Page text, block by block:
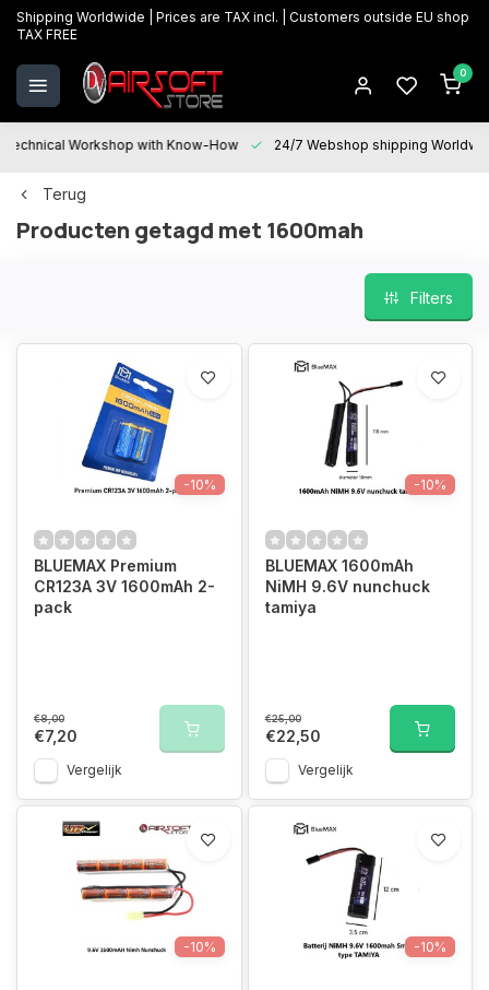
Shipping Worldwide | Prices are TAX incl. | Customers outside EU shop
TAX FREE
0
Technical Workshop with Know-How 24/7 Webshop shipping
Terug
Producten getagd met 1600mah
Filters
-10%
BLUEMAX Premium
CR123A 3V 1600mAh 2-
pack
€8,00
€7,20
Vergelijk
-10%
BLUEMAX 1600mAh
NiMH 9.6V nunchuck
tamiya
€25,00
€22,50
Vergelijk
-10% -10%